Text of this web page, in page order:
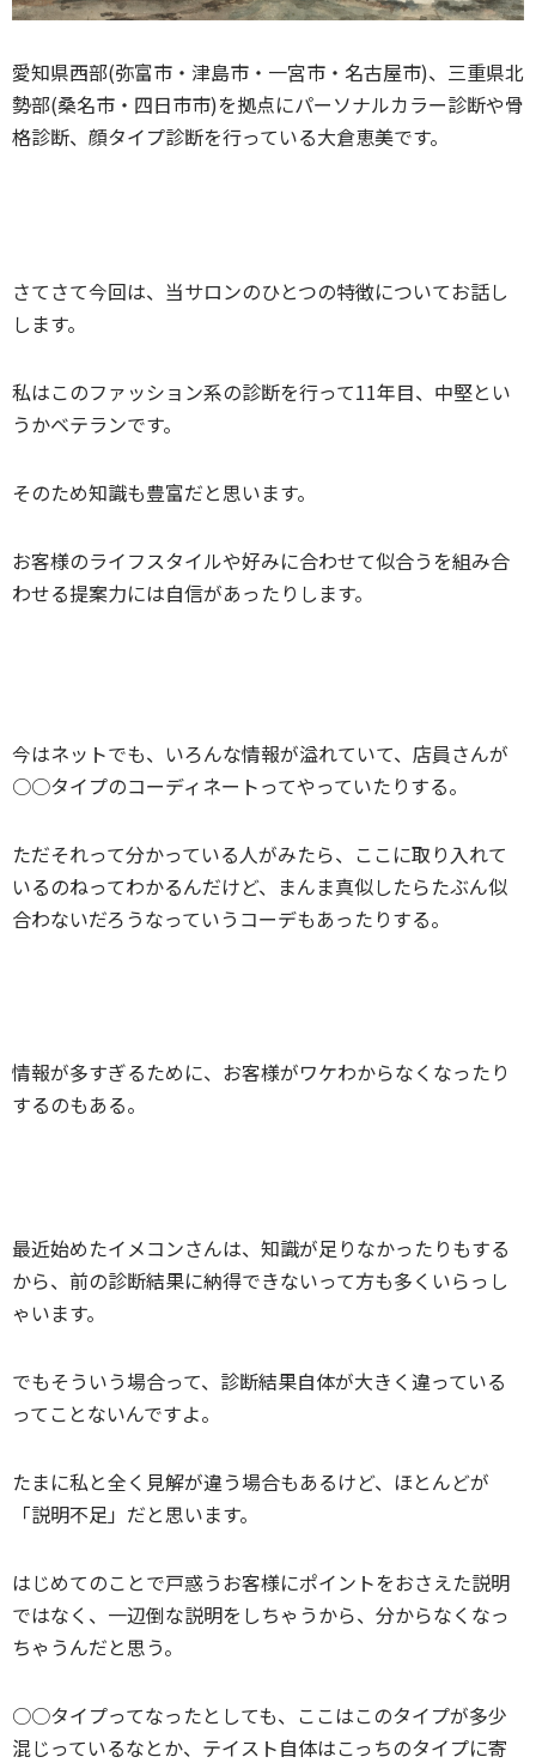
愛知県西部(弥富市・津島市・一宮市・名古屋市)、三重県北
勢部(桑名市・四日市市)を拠点にパーソナルカラー診断や骨
格診断、顔タイプ診断を行っている大倉恵美です。
さてさて今回は、当サロンのひとつの特徴についてお話し
します。
私はこのファッション系の診断を行って11年目、中堅とい
うかベテランです。
そのため知識も豊富だと思います。
お客様のライフスタイルや好みに合わせて似合うを組み合
わせる提案力には自信があったりします。
今はネットでも、いろんな情報が溢れていて、店員さんが
○○タイプのコーディネートってやっていたりする。
ただそれって分かっている人がみたら、ここに取り入れて
いるのねってわかるんだけど、まんま真似したらたぶん似
合わないだろうなっていうコーデもあったりする。
情報が多すぎるために、お客様がワケわからなくなったり
するのもある。
最近始めたイメコンさんは、知識が足りなかったりもする
から、前の診断結果に納得できないって方も多くいらっし
ゃいます。
でもそういう場合って、診断結果自体が大きく違っている
ってことないんですよ。
たまに私と全く見解が違う場合もあるけど、ほとんどが
「説明不足」だと思います。
はじめてのことで戸惑うお客様にポイントをおさえた説明
ではなく、一辺倒な説明をしちゃうから、分からなくなっ
ちゃうんだと思う。
○○タイプってなったとしても、ここはこのタイプが多少
混じっているなとか、テイスト自体はこっちのタイプに寄